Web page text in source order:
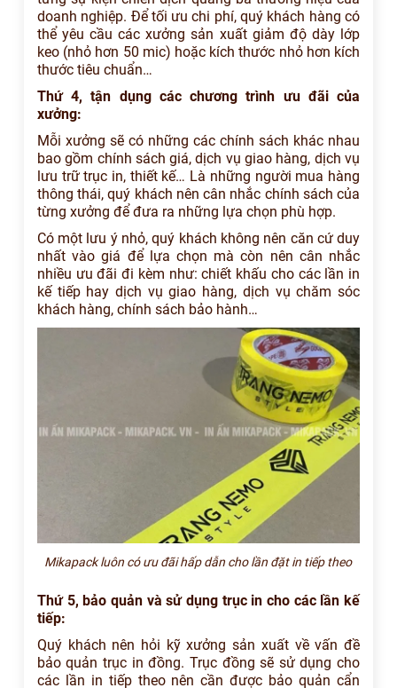
doanh nghiệp. Để tối ưu chi phí, quý khách hàng có
thể yêu cầu các xưởng sản xuất giảm độ dày lớp
keo (nhỏ hơn 50 mic) hoặc kích thước nhỏ hơn kích
thước tiêu chuẩn…
Thứ 4, tận dụng các chương trình ưu đãi của
xưởng:
Mỗi xưởng sẽ có những các chính sách khác nhau
bao gồm chính sách giá, dịch vụ giao hàng, dịch vụ
lưu trữ trục in, thiết kế… Là những người mua hàng
thông thái, quý khách nên cân nhắc chính sách của
từng xưởng để đưa ra những lựa chọn phù hợp.
Có một lưu ý nhỏ, quý khách không nên căn cứ duy
nhất vào giá để lựa chọn mà còn nên cân nhắc
nhiều ưu đãi đi kèm như: chiết khấu cho các lần in
kế tiếp hay dịch vụ giao hàng, dịch vụ chăm sóc
khách hàng, chính sách bảo hành…
Mikapack luôn có ưu đãi hấp dẫn cho lần đặt in tiếp theo
Thứ 5, bảo quản và sử dụng trục in cho các lần kế
tiếp:
Quý khách nên hỏi kỹ xưởng sản xuất về vấn đề
bảo quản trục in đồng. Trục đồng sẽ sử dụng cho
các lần in tiếp theo nên cần được bảo quản cẩn